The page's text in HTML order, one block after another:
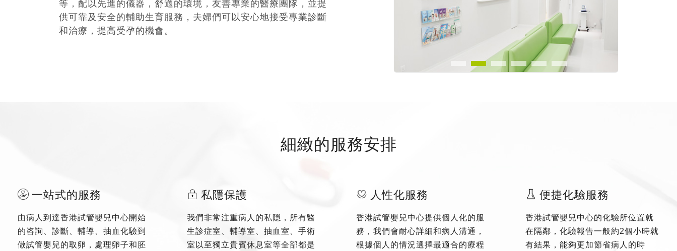
等，配以先進的儀器，舒適的環境，友善專業的醫療團隊，並提
供可靠及安全的輔助生育服務，夫婦們可以安心地接受專業診斷
和治療，提高受孕的機會。
細緻的服務安排
一站式的服務
由病人到達香港試管嬰兒中心開始
的咨詢、診斷、輔導、抽血化驗到
做試管嬰兒的取卵，處理卵子和胚
私隱保護
我們非常注重病人的私隱，所有醫
生診症室、輔導室、抽血室、手術
室以至獨立貴賓休息室等全部都是
人性化服務
香港試管嬰兒中心提供個人化的服
務，我們會耐心詳細和病人溝通，
根據個人的情況選擇最適合的療程
便捷化驗服務
香港試管嬰兒中心的化驗所位置就
在隔鄰，化驗報告一般約2個小時就
有結果，能夠更加節省病人的時